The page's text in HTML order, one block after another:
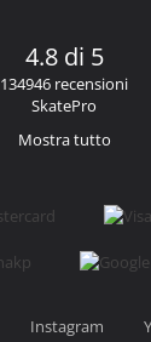
4.8 di 5
134946 recensioni
SkatePro
Mostra tutto
Instagram